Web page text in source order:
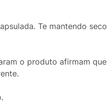
Te mantendo
o produto afirmam